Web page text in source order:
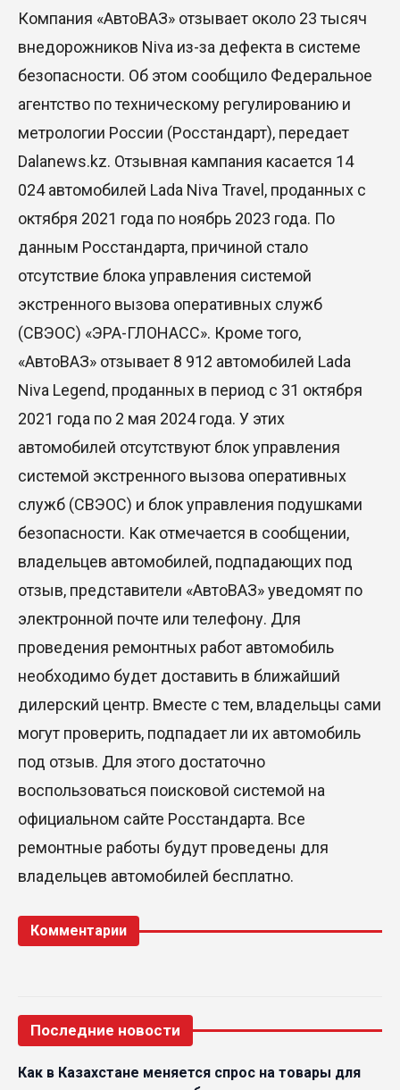
Компания «АвтоВАЗ» отзывает около 23 тысяч
внедорожников Niva из-за дефекта в системе
безопасности. Об этом сообщило Федеральное
агентство по техническому регулированию и
метрологии России (Росстандарт), передает
Dalanews.kz. Отзывная кампания касается 14
024 автомобилей Lada Niva Travel, проданных с
октября 2021 года по ноябрь 2023 года. По
данным Росстандарта, причиной стало
отсутствие блока управления системой
экстренного вызова оперативных служб
(СВЭОС) «ЭРА-ГЛОНАСС». Кроме того,
«АвтоВАЗ» отзывает 8 912 автомобилей Lada
Niva Legend, проданных в период с 31 октября
2021 года по 2 мая 2024 года. У этих
автомобилей отсутствуют блок управления
системой экстренного вызова оперативных
служб (СВЭОС) и блок управления подушками
безопасности. Как отмечается в сообщении,
владельцев автомобилей, подпадающих под
отзыв, представители «АвтоВАЗ» уведомят по
электронной почте или телефону. Для
проведения ремонтных работ автомобиль
необходимо будет доставить в ближайший
дилерский центр. Вместе с тем, владельцы сами
могут проверить, подпадает ли их автомобиль
под отзыв. Для этого достаточно
воспользоваться поисковой системой на
официальном сайте Росстандарта. Все
ремонтные работы будут проведены для
владельцев автомобилей бесплатно.
Комментарии
Последние новости
Как в Казахстане меняется спрос на товары для